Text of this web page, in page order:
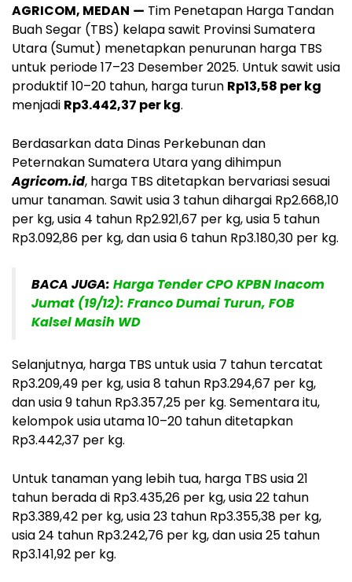
AGRICOM, MEDAN — Tim Penetapan Harga Tandan
Buah Segar (TBS) kelapa sawit Provinsi Sumatera
Utara (Sumut) menetapkan penurunan harga TBS
untuk periode 17–23 Desember 2025. Untuk sawit usia
produktif 10–20 tahun, harga turun Rp13,58 per kg
menjadi Rp3.442,37 per kg.
Berdasarkan data Dinas Perkebunan dan
Peternakan Sumatera Utara yang dihimpun
Agricom.id, harga TBS ditetapkan bervariasi sesuai
umur tanaman. Sawit usia 3 tahun dihargai Rp2.668,10
per kg, usia 4 tahun Rp2.921,67 per kg, usia 5 tahun
Rp3.092,86 per kg, dan usia 6 tahun Rp3.180,30 per kg.
BACA JUGA: Harga Tender CPO KPBN Inacom
Jumat (19/12): Franco Dumai Turun, FOB
Kalsel Masih WD
Selanjutnya, harga TBS untuk usia 7 tahun tercatat
Rp3.209,49 per kg, usia 8 tahun Rp3.294,67 per kg,
dan usia 9 tahun Rp3.357,25 per kg. Sementara itu,
kelompok usia utama 10–20 tahun ditetapkan
Rp3.442,37 per kg.
Untuk tanaman yang lebih tua, harga TBS usia 21
tahun berada di Rp3.435,26 per kg, usia 22 tahun
Rp3.389,42 per kg, usia 23 tahun Rp3.355,38 per kg,
usia 24 tahun Rp3.242,76 per kg, dan usia 25 tahun
Rp3.141,92 per kg.